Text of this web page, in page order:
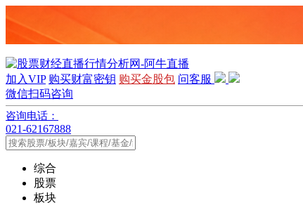
加入VIP 购买财富密钥 购买金股包 问客服
微信扫码咨询
咨询电话：
021-62167888
综合
股票
板块